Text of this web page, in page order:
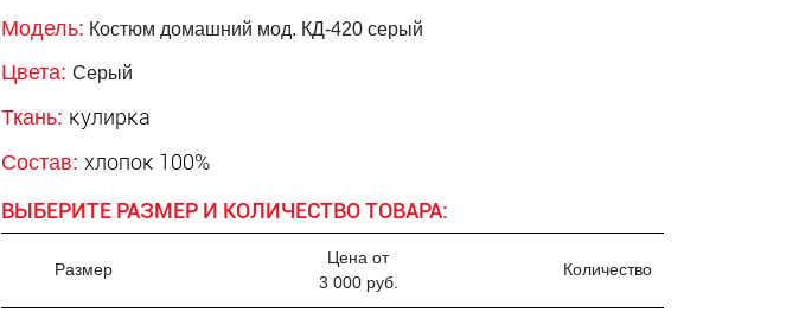
Модель: Костюм домашний мод. КД-420 серый
Цвета: Серый
Ткань: кулирка
Состав: хлопок 100%
ВЫБЕРИТЕ РАЗМЕР И КОЛИЧЕСТВО ТОВАРА:
Размер
Цена от
3 000 руб.
Количество